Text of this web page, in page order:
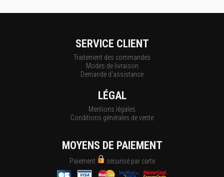
SERVICE CLIENT
Traitement des commandes
Modes de livraison
Demande d'assistance
LÉGAL
Mentions légales
Conditions générales de vente
MOYENS DE PAIEMENT
Paiement sécurisé par carte